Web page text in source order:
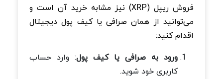
فروش ریپل (XRP) نیز مشابه خرید آن است و
می‌توانید از همان صرافی یا کیف پول دیجیتال
اقدام کنید:
ورود به صرافی یا کیف پول: وارد حساب
کاربری خود شوید.